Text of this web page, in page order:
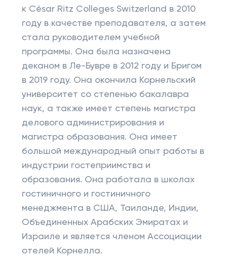
к César Ritz Colleges Switzerland в 2010
году в качестве преподавателя, а затем
стала руководителем учебной
программы. Она была назначена
деканом в Ле-Бувре в 2012 году и Бригом
в 2019 году. Она окончила Корнельский
университет со степенью бакалавра
наук, а также имеет степень магистра
делового администрирования и
магистра образования. Она имеет
большой международный опыт работы в
индустрии гостеприимства и
образования. Она работала в школах
гостиничного и гостиничного
менеджмента в США, Таиланде, Индии,
Объединенных Арабских Эмиратах и ​​
Израиле и является членом Ассоциации
отелей Корнелла.